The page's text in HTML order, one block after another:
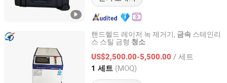
핸드헬드 레이저 녹 제거기, 금속 스테인리
스 스틸 금형 청소
US$2,500.00-5,500.00 / 세트
1 세트 (MOQ)
Xingtai Santai Machinery Manufacturing Co., Ltd
Hebei, China 이후 2024